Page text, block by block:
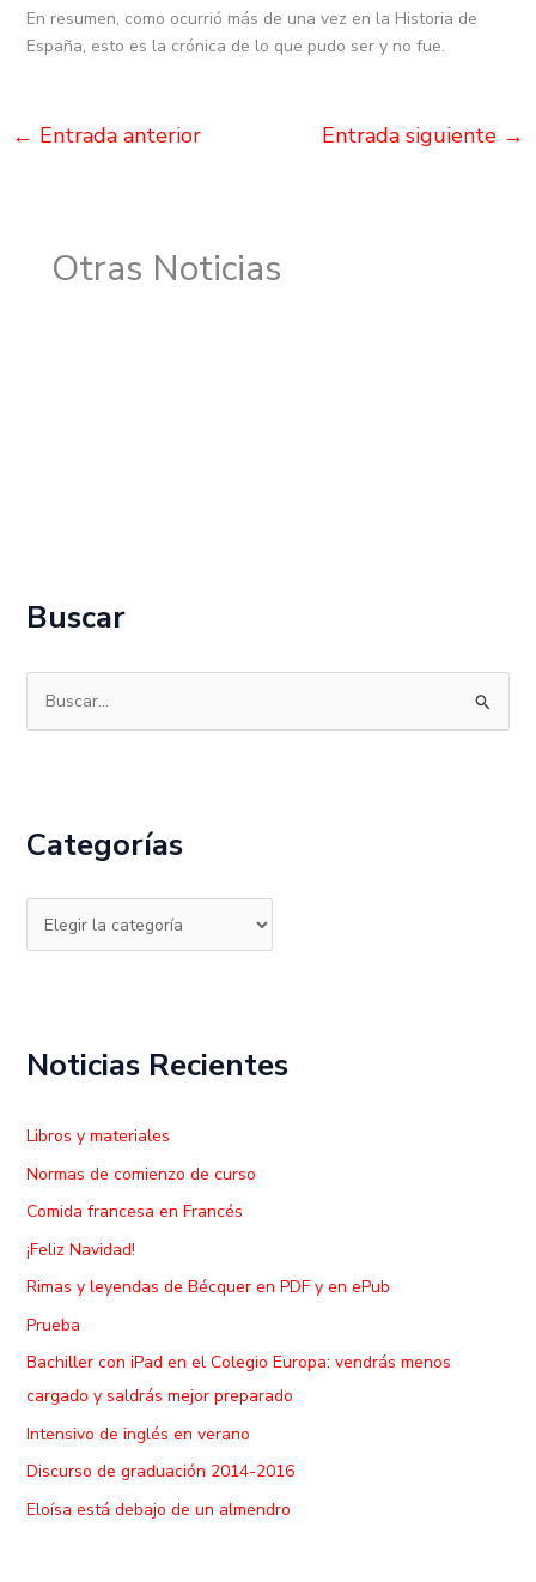
En resumen, como ocurrió más de una vez en la Historia de
España, esto es la crónica de lo que pudo ser y no fue.
← Entrada anterior Entrada siguiente →
Otras Noticias
Buscar
u
a
p
Categorías
Noticias Recientes
Libros y materiales
Normas de comienzo de curso
Comida francesa en Francés
¡Feliz Navidad!
Rimas y leyendas de Bécquer en PDF y en ePub
Prueba
Bachiller con iPad en el Colegio Europa: vendrás menos
cargado y saldrás mejor preparado
Intensivo de inglés en verano
Discurso de graduación 2014-2016
Eloísa está debajo de un almendro